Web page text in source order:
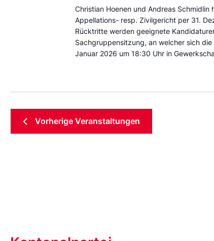
Christian Hoenen und Andreas
Appellations- resp. Zivilgericht per 31.
Rücktritte werden geeignete
Sachgruppensitzung, an welcher sich
Januar 2026 um 18:30 Uhr in
Vorherige Veranstaltungen